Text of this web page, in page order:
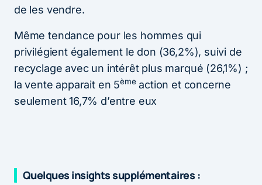
de les vendre.
Même tendance pour les hommes qui
privilégient également le don (36,2%), suivi de
recyclage avec un intérêt plus marqué (26,1%) ;
la vente apparait en 5èmeaction et concerne
seulement 16,7% d’entre eux
Quelques insights supplémentaires :